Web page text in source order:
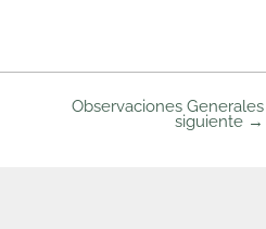
Observaciones Generales
siguiente →